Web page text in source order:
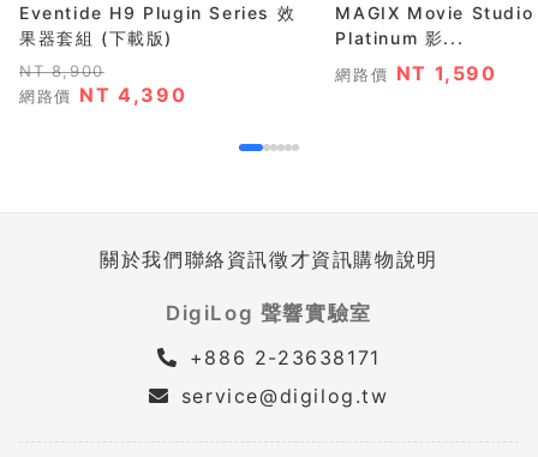
Eventide H9 Plugin Series 效
果器套組 (下載版)
NT 8,900
網路價 NT 4,390
MAGIX Movie Studio 2025
Platinum 影...
網路價 NT 1,590
關於我們聯絡資訊徵才資訊購物說明
DigiLog 聲響實驗室
+886 2-23638171
service@digilog.tw